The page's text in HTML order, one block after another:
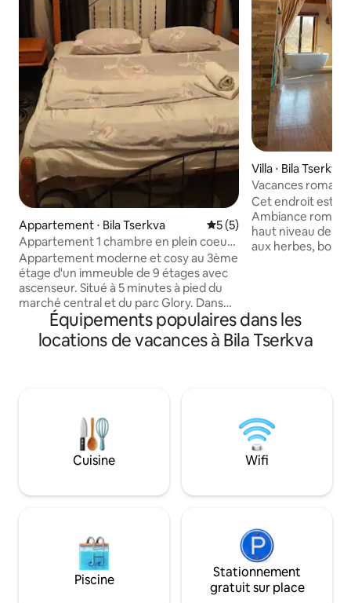
Appartement ⋅ Bila Tserkva Évaluation moyenne sur
5 (5)
Appartement 1 chambre en plein coeur
de la ville
Appartement moderne et cosy au 3ème
étage d'un immeuble de 9 étages avec
ascenseur. Situé à 5 minutes à pied du
marché central et du parc Glory. Dans
l'appartement vous trouverez tout ce
dont vous avez besoin pour un séjour
confortable: des rêves agréables vous
ensemble d'ustensiles et couverts,
cuisinière à gaz, réfrigérateur, micro-
ondes. Nous fournissons des serviettes
et du linge de maison propres.
Villa ⋅ Bila Tserkva
Vacances
magique
Cet endroit est
Ambiance
haut niveau de
aux herbes,
enfants, les
sur les grandes
sécurité. Vous pouvez vous promener
bain.
Équipements populaires dans les
locations de vacances à Bila Tserkva
Cuisine Wifi
Piscine
Stationnement
gratuit sur place